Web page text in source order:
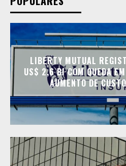
LIBERTY MUTUAL
US$ 2,6 BI COM QUEDA
AUMENTO DE